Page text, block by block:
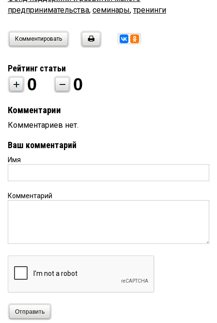
предпринимательства, семинары,тренинги
Комментировать
Рейтинг статьи
0 0
Комментарии
Комментариев нет.
Ваш комментарий
Имя
Комментарий
Отправить